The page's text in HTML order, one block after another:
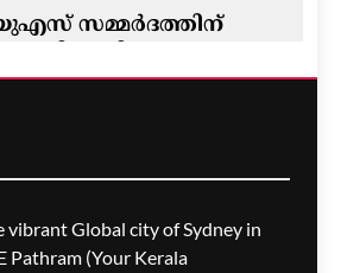
സമ്മർദത്തിന്
GTRI; ഇടപാട്
0
vibrant Global city of Sydney in
Pathram (Your Kerala